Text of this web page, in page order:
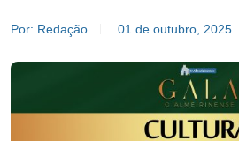
Por: Redação 01 de outubro, 2025